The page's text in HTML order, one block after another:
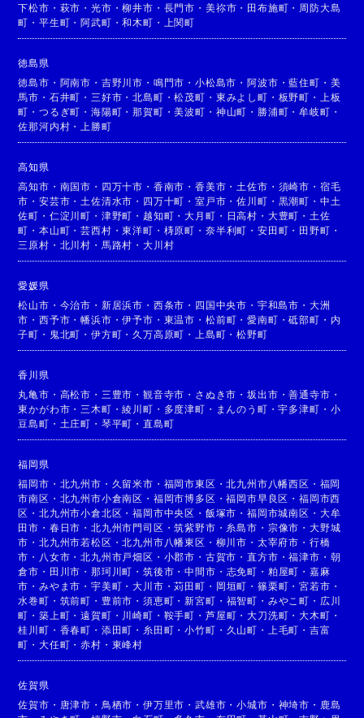
下松市 ・ 萩市 ・光市 ・柳井市 ・ 長門市 ・ 美祢市 ・ 田布施町 ・ 周防大島
町 ・平生町 ・阿武町 ・和木町 ・ 上関町
徳島県
徳島市 ・ 阿南市 ・ 吉野川市 ・ 鳴門市 ・小松島市 ・阿波市 ・藍住町 ・ 美
馬市 ・ 石井町 ・ 三好市 ・北島町 ・松茂町 ・ 東みよし町 ・ 板野町 ・
上板
町 ・つるぎ町 ・海陽町 ・那賀町 ・美波町 ・ 神山町 ・ 勝浦町 ・牟岐町 ・
佐那河内村 ・ 上勝町
高知県
高知市 ・ 南国市 ・ 四万十市 ・ 香南市 ・香美市 ・ 土佐市 ・ 須崎市 ・ 宿毛
市 ・安芸市 ・ 土佐清水市 ・ 四万十町 ・室戸市 ・佐川町 ・ 黒潮町 ・ 中土
佐町 ・ 仁淀川町 ・ 津野町 ・ 越知町 ・大月町 ・ 日高村 ・ 大豊町 ・ 土佐
町 ・本山町 ・芸西村 ・東洋町 ・ 梼原町 ・ 奈半利町 ・ 安田町 ・ 田野町 ・
三原村 ・ 北川村 ・ 馬路村 ・大川村
愛媛県
松山市 ・ 今治市 ・ 新居浜市 ・ 西条市 ・ 四国中央市 ・ 宇和島市 ・ 大洲
市 ・西予市 ・幡浜市 ・伊予市 ・ 東温市 ・ 松前町 ・愛南町 ・砥部町 ・ 内
子町 ・ 鬼北町 ・伊方町 ・ 久万高原町 ・ 上島町 ・松野町
香川県
丸亀市 ・ 高松市 ・ 三豊市 ・観音寺市 ・ さぬき市 ・坂出市 ・善通寺市 ・
東かがわ市 ・ 三木町 ・綾川町 ・ 多度津町 ・ まんのう町 ・宇多津町 ・ 小
豆島町 ・ 土庄町 ・ 琴平町 ・直島町
福岡県
福岡市 ・ 北九州市 ・ 久留米市 ・ 福岡市東区 ・北九州市八幡西区 ・ 福岡
市南区 ・ 北九州市小倉南区 ・ 福岡市博多区 ・福岡市早良区 ・福岡市西
区 ・北九州市小倉北区 ・福岡市中央区 ・ 飯塚市 ・福岡市城南区 ・ 大牟
田市 ・ 春日市 ・北九州市門司区 ・筑紫野市 ・ 糸島市 ・ 宗像市 ・ 大野城
市 ・北九州市若松区 ・北九州市八幡東区 ・ 柳川市 ・ 太宰府市 ・ 行橋
市 ・ 八女市 ・北九州市戸畑区 ・ 小郡市 ・ 古賀市 ・直方市 ・福津市 ・ 朝
倉市 ・ 田川市 ・那珂川町 ・筑後市 ・中間市 ・ 志免町 ・ 粕屋町 ・ 嘉麻
市 ・みやま市 ・宇美町 ・大川市 ・苅田町 ・ 岡垣町 ・ 篠栗町 ・宮若市 ・
水巻町 ・ 筑前町 ・ 豊前市 ・須恵町 ・新宮町 ・ 福智町 ・ みやこ町 ・ 広川
町 ・築上町 ・遠賀町 ・ 川崎町 ・ 鞍手町 ・ 芦屋町 ・大刀洗町 ・大木町 ・
桂川町 ・ 香春町 ・ 添田町 ・ 糸田町 ・小竹町 ・ 久山町 ・ 上毛町 ・ 吉富
町 ・大任町 ・赤村 ・ 東峰村
佐賀県
佐賀市 ・ 唐津市 ・ 鳥栖市 ・伊万里市 ・武雄市 ・小城市 ・ 神埼市 ・ 鹿島